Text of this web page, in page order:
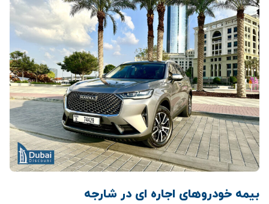
بیمه خودروهای اجاره ای در شارجه